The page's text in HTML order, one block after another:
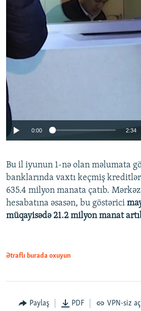
Auto 240p 360p
0:00 2:34
Bu il iyunun 1-nə olan məlumata
banklarında vaxtı keçmiş
635.4 milyon manata çatıb.
hesabatına əsasən, bu göstərici
müqayisədə 21.2 milyon manat
Ətraflı burada oxuyun
Paylaş PDF VPN-siz